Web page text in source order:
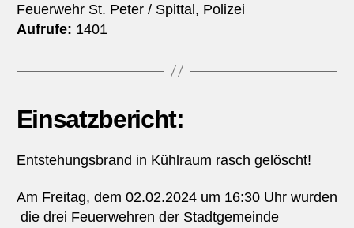
Feuerwehr St. Peter / Spittal, Polizei
Aufrufe: 1401
Einsatzbericht:
Entstehungsbrand in Kühlraum rasch gelöscht!
Am Freitag, dem 02.02.2024 um 16:30 Uhr wurden
die drei Feuerwehren der Stadtgemeinde